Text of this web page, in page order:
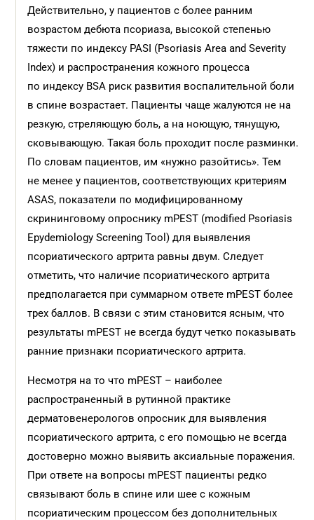
Действительно, у пациентов с более ранним
возрастом дебюта псориаза, высокой степенью
тяжести по индексу PASI (Psoriasis Area and Severity
Index) и распространения кожного процесса
по индексу BSA риск развития воспалительной боли
в спине возрастает. Пациенты чаще жалуются не на
резкую, стреляющую боль, а на ноющую, тянущую,
сковывающую. Такая боль проходит после разминки.
По словам пациентов, им «нужно разойтись». Тем
не менее у пациентов, соответствующих критериям
ASAS, показатели по модифицированному
скрининговому опроснику mPEST (modified Psoriasis
Epydemiology Screening Tool) для выявления
псориатического артрита равны двум. Следует
отметить, что наличие псориатического артрита
предполагается при суммарном ответе mPEST более
трех баллов. В связи с этим становится ясным, что
результаты mPEST не всегда будут четко показывать
ранние признаки псориатического арт­рита.
Несмотря на то что mPEST – наиболее
распространенный в рутинной практике
дерматовенерологов опросник для выявления
псориатического артрита, с его помощью не всегда
достоверно можно выявить аксиальные поражения.
При ответе на вопросы mPEST пациенты редко
связывают боль в спине или шее с кожным
псориатическим процессом без дополнительных